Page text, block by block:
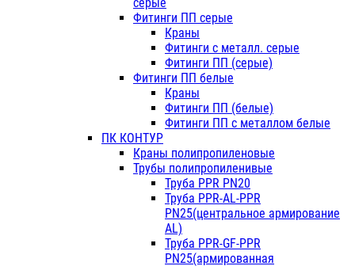
Фитинги ПП серые
Краны
Фитинги с металл. серые
Фитинги ПП (серые)
Фитинги ПП белые
Краны
Фитинги ПП (белые)
Фитинги ПП с металлом белые
ПК КОНТУР
Краны полипропиленовые
Трубы полипропиленивые
Труба PPR PN20
Труба PPR-AL-PPR
PN25(центральное армирование
AL)
Труба PPR-GF-PPR
PN25(армированная